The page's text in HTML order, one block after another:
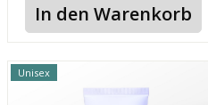
In den Warenkorb
Unisex